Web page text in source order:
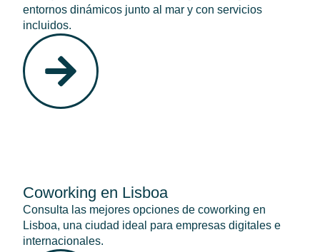
entornos dinámicos junto al mar y con servicios
incluidos.
Coworking en Lisboa
Consulta las mejores opciones de coworking en
Lisboa, una ciudad ideal para empresas digitales e
internacionales.